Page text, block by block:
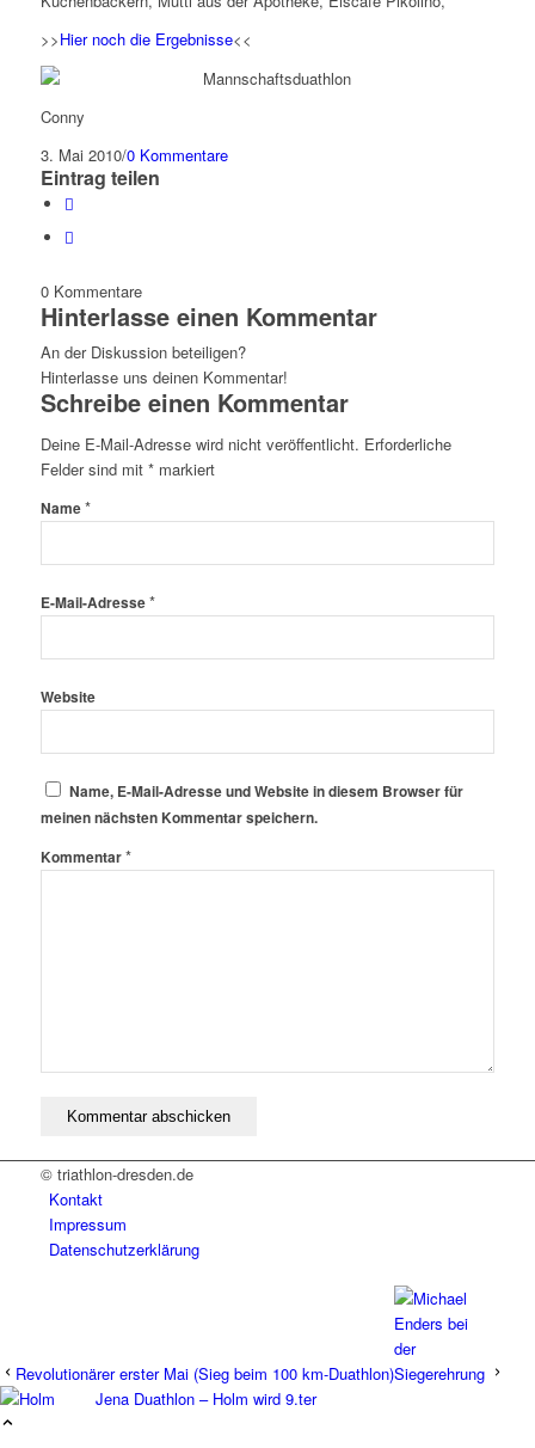
>>Hier noch die Ergebnisse<<
Conny
3. Mai 2010/0 Kommentare
Eintrag teilen
0 Kommentare
Hinterlasse einen Kommentar
An der Diskussion beteiligen?
Hinterlasse uns deinen Kommentar!
Schreibe einen Kommentar
Deine E-Mail-Adresse wird nicht veröffentlicht. Erforderliche
Felder sind mit *markiert
Name*
E-Mail-Adresse*
Website
Name, E-Mail-Adresse und Website in diesem Browser für
meinen nächsten Kommentar speichern.
Kommentar*
© triathlon-dresden.de
Kontakt
Impressum
Datenschutzerklärung
Revolutionärer erster Mai (Sieg beim 100 km-Duathlon)
Jena Duathlon – Holm wird 9.ter